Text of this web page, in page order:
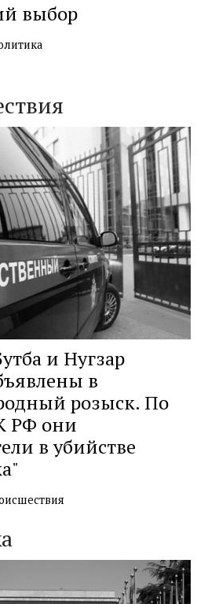
выбор
и Нугзар
в
розыск. По
РФ они
в убийстве